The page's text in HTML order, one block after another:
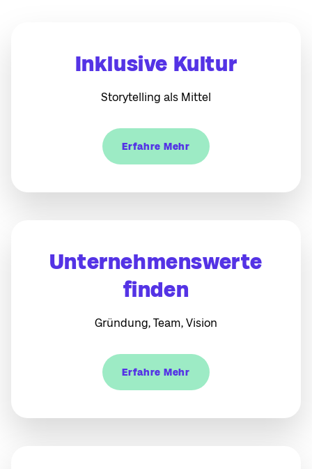
Inklusive Kultur
Storytelling als Mittel
Erfahre Mehr
Unternehmenswerte
finden
Gründung, Team, Vision
Erfahre Mehr